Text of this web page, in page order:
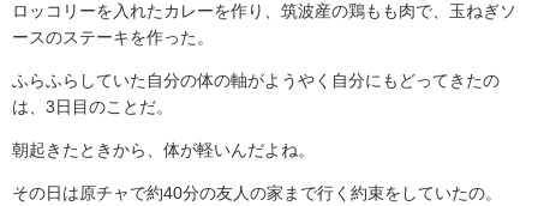
ロッコリーを入れたカレーを作り、筑波産の鶏もも肉で、玉ねぎソ
ースのステーキを作った。
ふらふらしていた自分の体の軸がようやく自分にもどってきたの
は、3日目のことだ。
朝起きたときから、体が軽いんだよね。
その日は原チャで約40分の友人の家まで行く約束をしていたの。